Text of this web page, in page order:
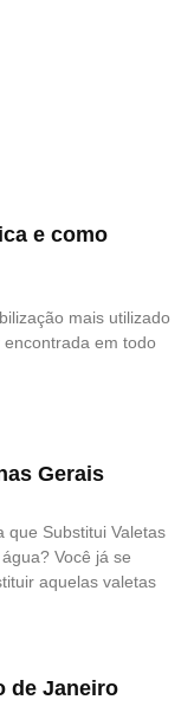
e como
mais utilizado
em todo
Gerais
que Substitui Valetas
Você já se
aquelas valetas
de Janeiro